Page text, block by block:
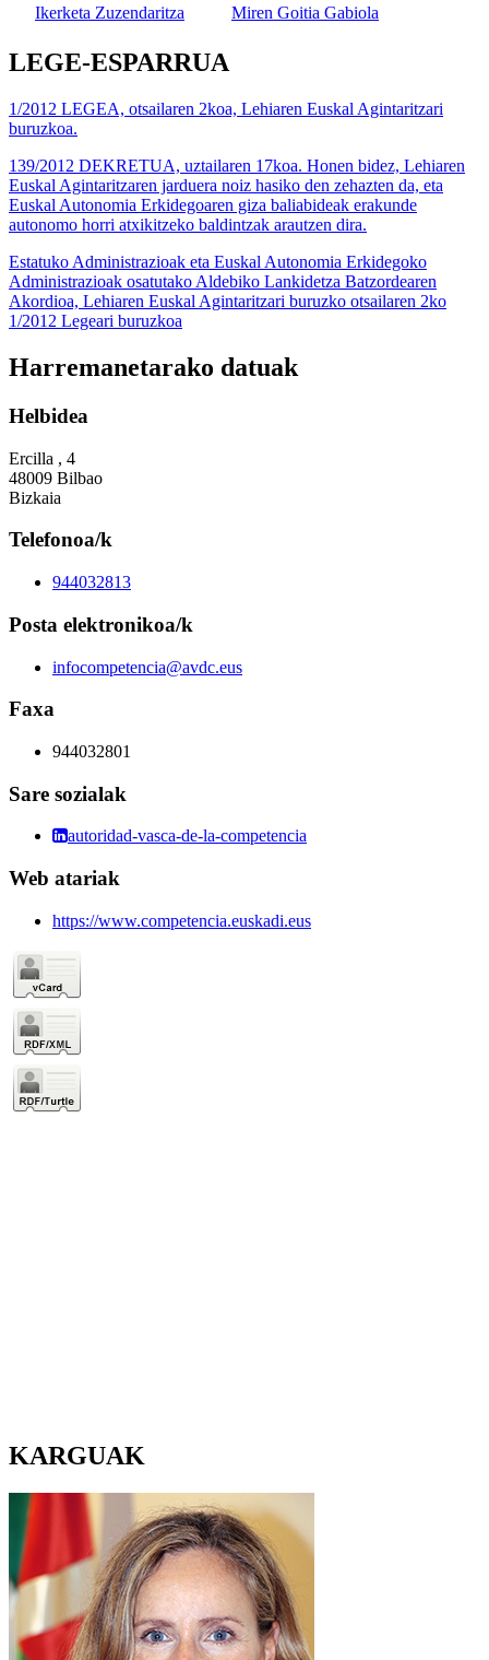
Ikerketa Zuzendaritza
Miren Goitia Gabiola
LEGE-ESPARRUA
1/2012 LEGEA, otsailaren 2koa, Lehiaren Euskal Agintaritzari
buruzkoa.
139/2012 DEKRETUA, uztailaren 17koa. Honen bidez, Lehiaren
Euskal Agintaritzaren jarduera noiz hasiko den zehazten da, eta
Euskal Autonomia Erkidegoaren giza baliabideak erakunde
autonomo horri atxikitzeko baldintzak arautzen dira.
Estatuko Administrazioak eta Euskal Autonomia Erkidegoko
Administrazioak osatutako Aldebiko Lankidetza Batzordearen
Akordioa, Lehiaren Euskal Agintaritzari buruzko otsailaren 2ko
1/2012 Legeari buruzkoa
Harremanetarako datuak
Helbidea
Ercilla , 4
48009 Bilbao
Bizkaia
Telefonoa/k
944032813
Posta elektronikoa/k
infocompetencia@avdc.eus
Faxa
944032801
Sare sozialak
autoridad-vasca-de-la-competencia
Web atariak
https://www.competencia.euskadi.eus
KARGUAK